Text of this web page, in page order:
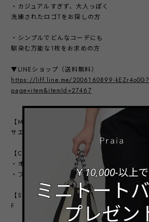
・カジュアルすぎず、大人っぽく
洗練されたロゴTをお探しの方
・シンプルでどんなコーデにも
馴染む万能な1枚をお求めの方
▼LINEショップ（送料無料）
https://liff.line.me/2006160899-kEZr4o0G?
page=item&itemId=27467
【MODEL】
サエラ：168㎝
【COLOR VARIATION】
・オフ
・ブラック
【SIZE】
F